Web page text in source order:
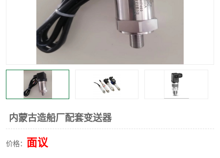
内蒙古造船厂配套变送器
价格： 面议
压力变送器 电容物位计
温度显示控制仪表 电量变送器
流量计 工业自动化系统成套设备